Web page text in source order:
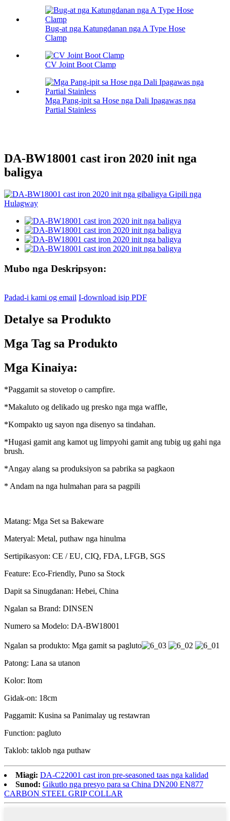
Bug-at nga Katungdanan nga A Type Hose
Clamp
CV Joint Boot Clamp
Mga Pang-ipit sa Hose nga Dali Ipagawas nga
Partial Stainless
DA-BW18001 cast iron 2020 init nga
baligya
Mubo nga Deskripsyon:
Padad-i kami og email I-download isip PDF
Detalye sa Produkto
Mga Tag sa Produkto
Mga Kinaiya:
*Paggamit sa stovetop o campfire.
*Makaluto og delikado ug presko nga mga waffle,
*Kompakto ug sayon ​​nga disenyo sa tindahan.
*Hugasi gamit ang kamot ug limpyohi gamit ang tubig ug gahi nga
brush.
*Angay alang sa produksiyon sa pabrika sa pagkaon
* Andam na nga hulmahan para sa pagpili
Matang: Mga Set sa Bakeware
Materyal: Metal, puthaw nga hinulma
Sertipikasyon: CE / EU, CIQ, FDA, LFGB, SGS
Feature: Eco-Friendly, Puno sa Stock
Dapit sa Sinugdanan: Hebei, China
Ngalan sa Brand: DINSEN
Numero sa Modelo: DA-BW18001
Ngalan sa produkto: Mga gamit sa pagluto
Patong: Lana sa utanon
Kolor: Itom
Gidak-on: 18cm
Paggamit: Kusina sa Panimalay ug restawran
Function: pagluto
Taklob: taklob nga puthaw
Miagi: DA-C22001 cast iron pre-seasoned taas nga kalidad
Sunod: Gikutlo nga presyo para sa China DN200 EN877
CARBON STEEL GRIP COLLAR